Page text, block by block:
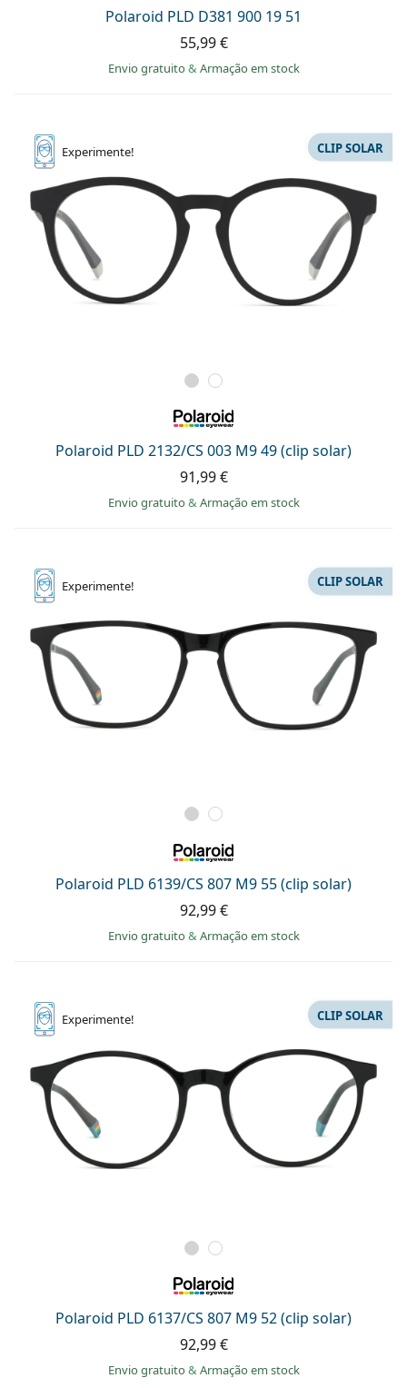
Polaroid PLD D381 900 19 51
55,99 €
Envio gratuito& Armação em stock
Experimente!
Polaroid PLD 2132/CS 003 M9 49 (clip solar)
CLIP SOLAR
91,99 €
Envio gratuito& Armação em stock
Experimente!
Polaroid PLD 6139/CS 807 M9 55 (clip solar)
CLIP SOLAR
92,99 €
Envio gratuito& Armação em stock
Experimente!
Polaroid PLD 6137/CS 807 M9 52 (clip solar)
CLIP SOLAR
92,99 €
Envio gratuito& Armação em stock